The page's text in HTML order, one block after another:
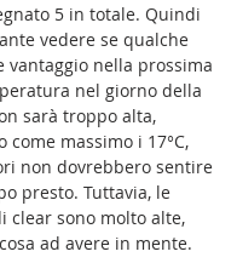
5 in totale. Quindi
vedere se qualche
vantaggio nella prossima
nel giorno della
sarà troppo alta,
come massimo i 17°C,
non dovrebbero sentire
presto. Tuttavia, le
clear sono molto alte,
ad avere in mente.